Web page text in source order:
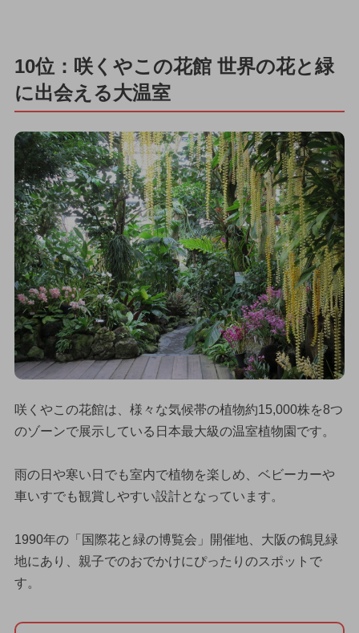
10位：咲くやこの花館 世界の花と緑
に出会える大温室
咲くやこの花館は、様々な気候帯の植物約15,000株を8つ
のゾーンで展示している日本最大級の温室植物園です。
雨の日や寒い日でも室内で植物を楽しめ、ベビーカーや
車いすでも観賞しやすい設計となっています。
1990年の「国際花と緑の博覧会」開催地、大阪の鶴見緑
地にあり、親子でのおでかけにぴったりのスポットで
す。